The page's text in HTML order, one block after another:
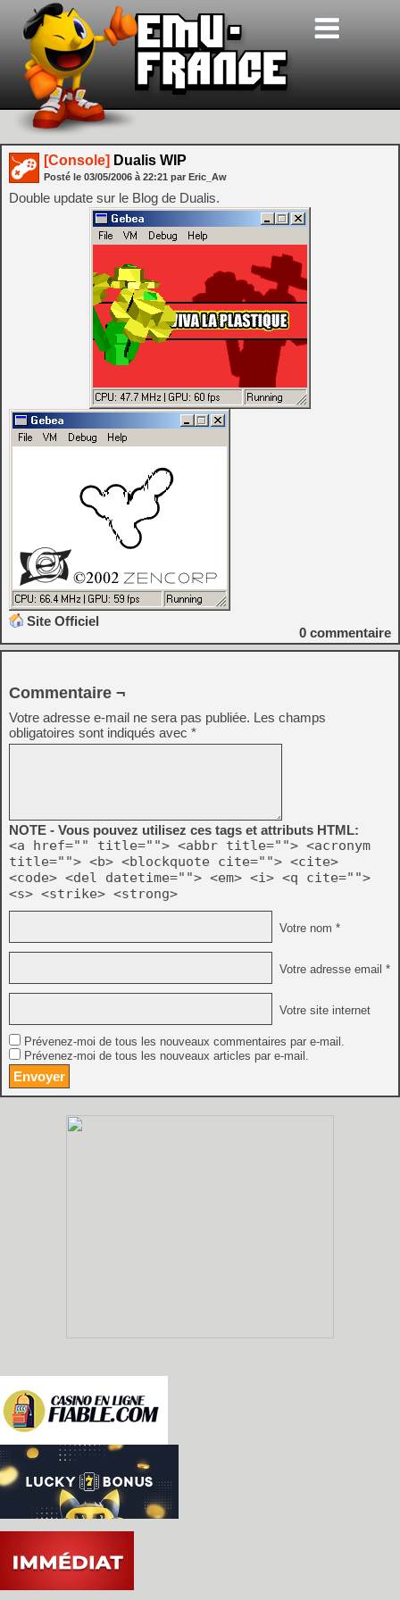
[Console] Dualis WIP
Posté le 03/05/2006 à 22:21 par Eric_Aw
Double update sur le Blog de Dualis.
Site Officiel
0 commentaire
Commentaire ¬
Votre adresse e-mail ne sera pas publiée. Les champs
obligatoires sont indiqués avec *
NOTE - Vous pouvez utilisez ces tags et attributs HTML:
<a href="" title=""> <abbr title=""> <acronym
title=""> <b> <blockquote cite=""> <cite>
<code> <del datetime=""> <em> <i> <q cite="">
<s> <strike> <strong>
Votre nom *
Votre adresse email *
Votre site internet
Prévenez-moi de tous les nouveaux commentaires par e-mail.
Prévenez-moi de tous les nouveaux articles par e-mail.